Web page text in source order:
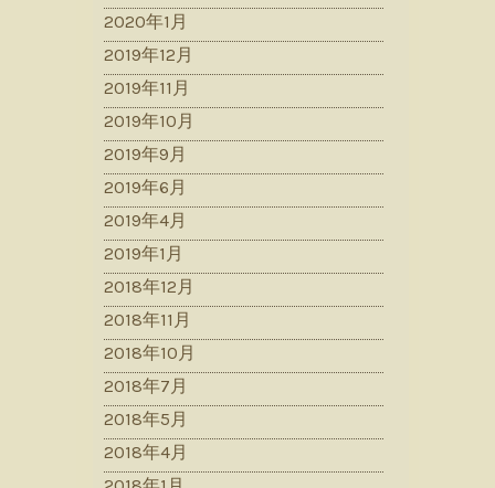
2020年1月
2019年12月
2019年11月
2019年10月
2019年9月
2019年6月
2019年4月
2019年1月
2018年12月
2018年11月
2018年10月
2018年7月
2018年5月
2018年4月